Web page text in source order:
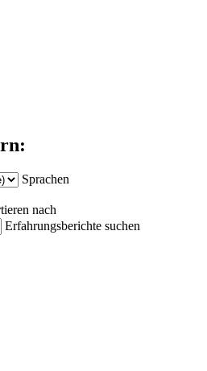
Sprachen
nach
Erfahrungsberichte suchen